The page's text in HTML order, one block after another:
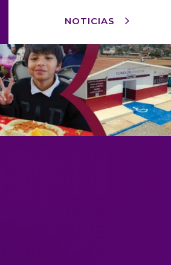
NOTICIAS